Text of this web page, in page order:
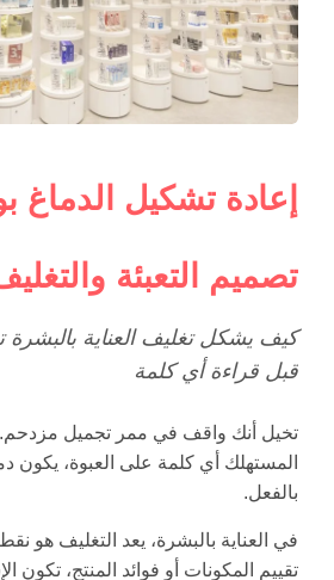
إعادة تشكيل الدماغ
تصميم التعبئة
كيف يشكل تغليف العناية
قبل قراءة أي كلمة
تخيل أنك واقف في ممر تجميل مزدحم.
المستهلك أي كلمة على العبوة، يكون
بالفعل.
في العناية بالبشرة، يعد التغليف هو
تقييم المكونات أو فوائد المنتج، تكون